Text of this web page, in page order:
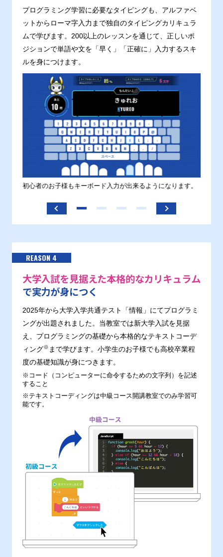
プログラミング学習に必要なタイピングも、アルファベ
ットからローマ字入力まで独自のタイピングカリキュラ
ムで学びます。200以上のレッスンを通じて、正しいポ
ジションで単語や文を「早く」「正確に」入力するスキ
ルを身につけます。
初心者のお子様もキーボード入力が出来るようになります。
REASON 4
大学入試を見据えた本格的なカリキュラム
で実力が身につく
2025年から大学入学共通テスト「情報」にてプログラミ
ングが出題されました。当教室では新大学入試を見据
え、プログラミングの基礎から本格的なテキストコーデ
ィング※ まで学びます。小学生のお子様でも高校卒業程
度の基礎知識が身につきます。
※コード（コンピューターに命令するための文字列）を記述
すること
※テキストコーディングは中級コース開講教室でのみ学習可
能です。